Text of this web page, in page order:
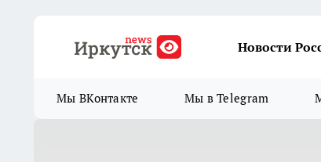
Новости
Мы ВКонтакте Мы в Telegram